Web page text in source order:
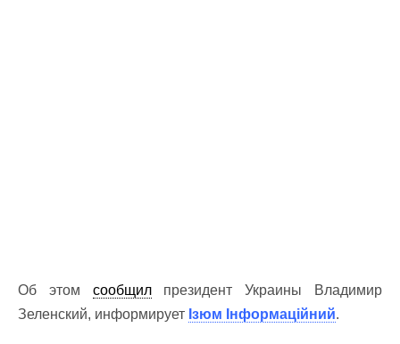
Об этом сообщилпрезидент Украины Владимир
Зеленский, информирует Ізюм Інформаційний.